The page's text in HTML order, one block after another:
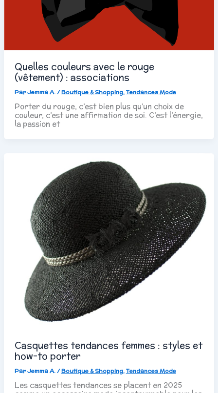
Quelles couleurs avec le rouge
(vêtement) : associations
ParJemma A./Boutique & Shopping,Tendances Mode
Porter du rouge, c’est bien plus qu’un choix de
couleur, c’est une affirmation de soi. C’est l’énergie,
la passion et
Casquettes tendances femmes : styles et
how-to porter
ParJemma A./Boutique & Shopping,Tendances Mode
Les casquettes tendances se placent en 2025